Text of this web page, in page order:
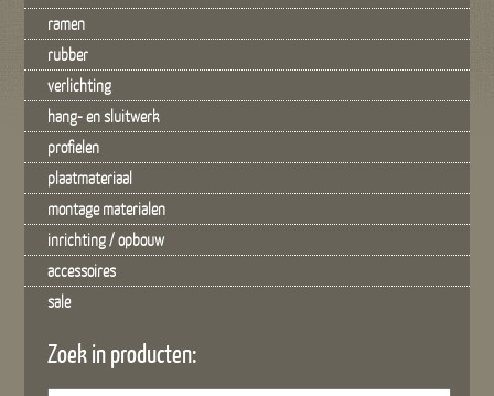
ramen
rubber
verlichting
hang- en sluitwerk
profielen
plaatmateriaal
montage materialen
inrichting / opbouw
accessoires
sale
Zoek in producten: